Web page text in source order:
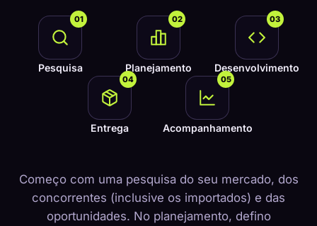
01
Pesquisa
02
Planejamento
03
Desenvolvimento
04
Entrega
05
Acompanhamento
Começo com uma pesquisa do seu mercado, dos
concorrentes (inclusive os importados) e das
oportunidades. No planejamento, defino